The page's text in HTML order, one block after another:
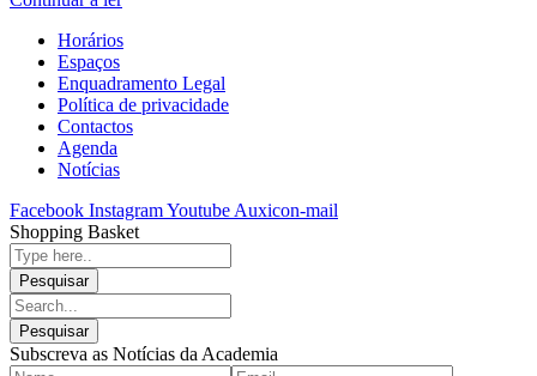
Horários
Espaços
Enquadramento Legal
Política de privacidade
Contactos
Agenda
Notícias
Facebook InstagramYoutube Auxicon-mail
Shopping Basket
Subscreva as Notícias da Academia